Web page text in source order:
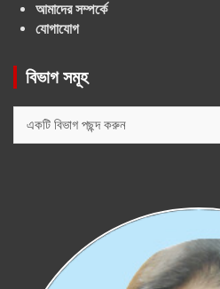
আমাদের সম্পর্কে
যোগাযোগ
বিভাগ সমূহ